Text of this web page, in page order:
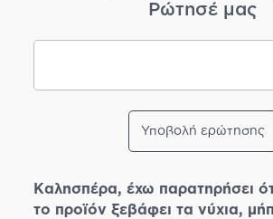
Ρώτησέ μας
Υποβολή ερώτησης
Καλησπέρα, έχω παρατηρήσει
το προϊόν ξεβάφει τα νύχια,